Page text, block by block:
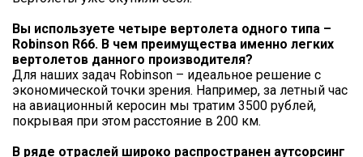
Вы используете четыре вертолета одного типа –
Robinson R66. В чем преимущества именно легких
вертолетов данного производителя?
Для наших задач Robinson – идеальное решение с
экономической точки зрения. Например, за летный час
на авиационный керосин мы тратим 3500 рублей,
покрывая при этом расстояние в 200 км.
В ряде отраслей широко распространен аутсорсинг